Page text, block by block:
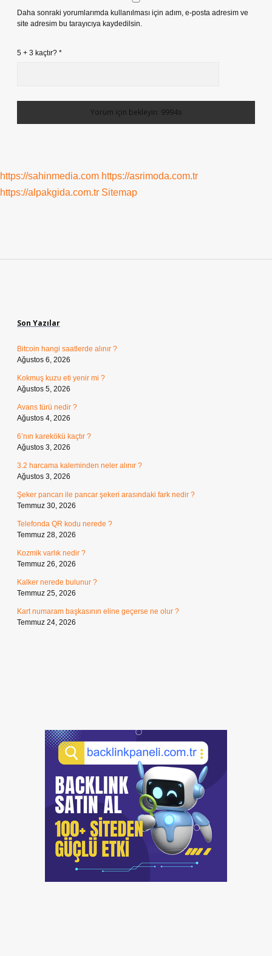
Daha sonraki yorumlarımda kullanılması için adım, e-posta adresim ve
site adresim bu tarayıcıya kaydedilsin.
5 + 3 kaçtır? *
https://sahinmedia.com https://asrimoda.com.tr
https://alpakgida.com.tr Sitemap
Son Yazılar
Bitcoin hangi saatlerde alınır ?
Ağustos 6, 2026
Kokmuş kuzu eti yenir mi ?
Ağustos 5, 2026
Avans türü nedir ?
Ağustos 4, 2026
6’nın karekökü kaçtır ?
Ağustos 3, 2026
3.2 harcama kaleminden neler alınır ?
Ağustos 3, 2026
Şeker pancarı ile pancar şekeri arasındaki fark nedir ?
Temmuz 30, 2026
Telefonda QR kodu nerede ?
Temmuz 28, 2026
Kozmik varlık nedir ?
Temmuz 26, 2026
Kalker nerede bulunur ?
Temmuz 25, 2026
Kart numaram başkasının eline geçerse ne olur ?
Temmuz 24, 2026